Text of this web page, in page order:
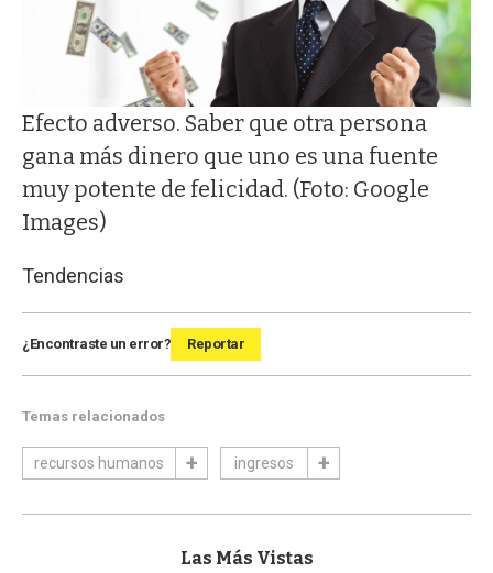
Efecto adverso. Saber que otra persona
gana más dinero que uno es una fuente
muy potente de felicidad. (Foto: Google
Images)
Tendencias
¿Encontraste un error? Reportar
Temas relacionados
recursos humanos ingresos
Las Más Vistas